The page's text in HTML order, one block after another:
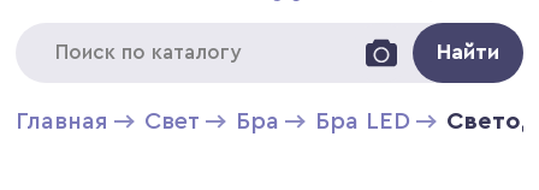
Найти
Главная Свет Бра Бра LED